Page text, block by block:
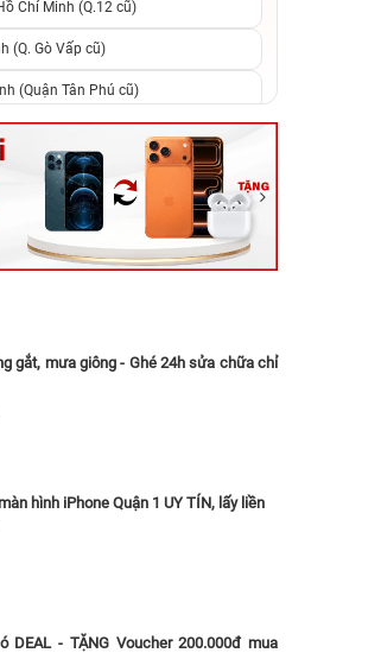
Chí Minh (Q.12 cũ)
(Q. Gò Vấp cũ)
(Quận Tân Phú cũ)
Minh (Q.9 TP. Thủ Đức cũ)
(Bình Thọ, TP. Thủ Đức Cũ)
(Bình Dương Cũ)
Hồ Chí Minh (TP. Vũng Tàu cũ)
gắt, mưa giông - Ghé 24h sửa chữa chỉ
hình iPhone Quận 1 UY TÍN, lấy liền
DEAL - TẶNG Voucher 200.000đ mua